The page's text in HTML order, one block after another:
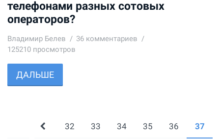
телефонами разных сотовых
операторов?
Владимир Белев 36 комментариев
125210 просмотров
ДАЛЬШЕ
32 33 34 35 36 37